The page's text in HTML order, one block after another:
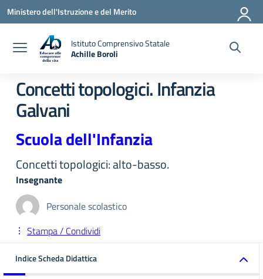
Vai ai contenuti
Vai al menu di navigazione
Vai al footer
Ministero dell'Istruzione e del Merito
Istituto Comprensivo Statale
Achille Boroli
Concetti topologici. Infanzia
Galvani
Scuola dell'Infanzia
Concetti topologici: alto-basso.
Insegnante
Personale scolastico
Stampa / Condividi
Indice Scheda Didattica